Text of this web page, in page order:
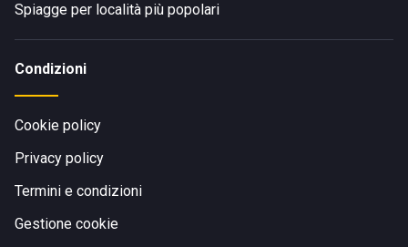
Spiagge per località più popolari
Condizioni
Cookie policy
Privacy policy
Termini e condizioni
Gestione cookie